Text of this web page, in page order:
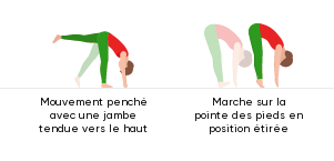
Mouvement penché
avec une jambe
tendue vers le haut
Marche sur la
pointe des pieds en
position étirée